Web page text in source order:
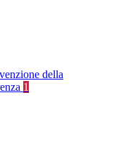
della
1